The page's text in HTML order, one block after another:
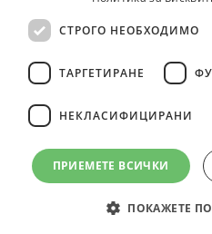
За новодошли
© 2000-2026 JobTiger.
СТРОГО НЕОБХОДИМО
ТАРГЕТИРАНЕ
НЕКЛАСИФИЦИРАНИ
ПРИЕМЕТЕ ВСИЧКИ
ПОКАЖЕТЕ